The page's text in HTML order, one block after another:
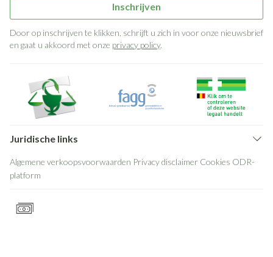
Inschrijven
Door op inschrijven te klikken, schrijft u zich in voor onze nieuwsbrief
en gaat u akkoord met onze privacy policy.
Juridische links
Algemene verkoopsvoorwaarden Privacy disclaimer Cookies ODR-
platform